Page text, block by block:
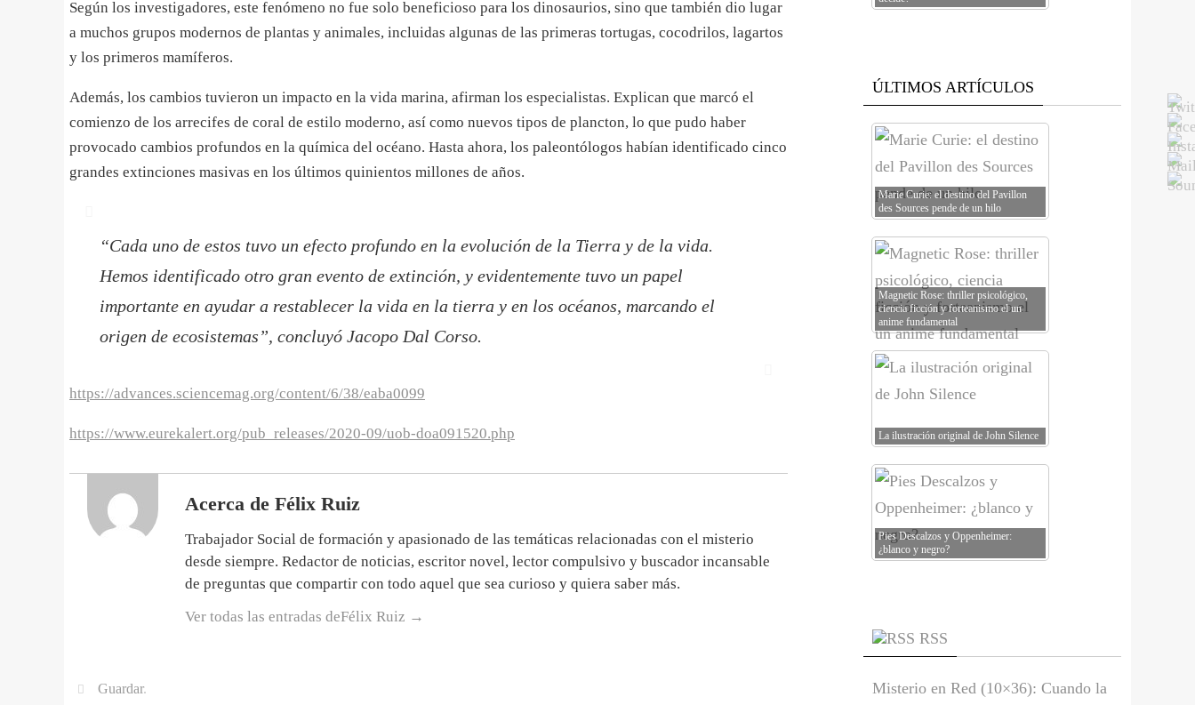
Según los investigadores, este fenómeno no fue solo beneficioso para los dinosaurios, sino que también dio lugar
a muchos grupos modernos de plantas y animales, incluidas algunas de las primeras tortugas, cocodrilos, lagartos
y los primeros mamíferos.
Además, los cambios tuvieron un impacto en la vida marina, afirman los especialistas. Explican que marcó el
comienzo de los arrecifes de coral de estilo moderno, así como nuevos tipos de plancton, lo que pudo haber
provocado cambios profundos en la química del océano. Hasta ahora, los paleontólogos habían identificado cinco
grandes extinciones masivas en los últimos quinientos millones de años.
“Cada uno de estos tuvo un efecto profundo en la evolución de la Tierra y de la vida.
Hemos identificado otro gran evento de extinción, y evidentemente tuvo un papel
importante en ayudar a restablecer la vida en la tierra y en los océanos, marcando el
origen de ecosistemas”, concluyó Jacopo Dal Corso.
https://advances.sciencemag.org/content/6/38/eaba0099
https://www.eurekalert.org/pub_releases/2020-09/uob-doa091520.php
Acerca de Félix Ruiz
Trabajador Social de formación y apasionado de las temáticas relacionadas con el misterio
desde siempre. Redactor de noticias, escritor novel, lector compulsivo y buscador incansable
de preguntas que compartir con todo aquel que sea curioso y quiera saber más.
Ver todas las entradas deFélix Ruiz →
Guardar.
ÚLTIMOS ARTÍCULOS
Marie Curie: el destino del Pavillon
des Sources pende de un hilo
Magnetic Rose: thriller psicológico,
ciencia ficción y forteanismo el un
anime fundamental
La ilustración original de John Silence
Pies Descalzos y Oppenheimer:
¿blanco y negro?
RSS
Misterio en Red (10×36): Cuando la